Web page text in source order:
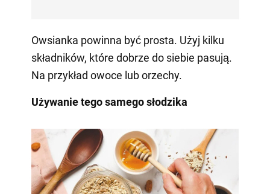
Owsianka powinna być prosta. Użyj kilku
składników, które dobrze do siebie pasują.
Na przykład owoce lub orzechy.
Używanie tego samego słodzika